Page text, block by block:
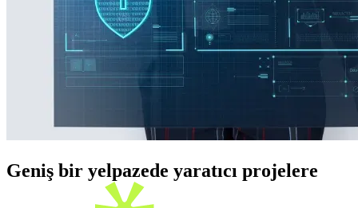
Geniş bir yelpazede yaratıcı projelere